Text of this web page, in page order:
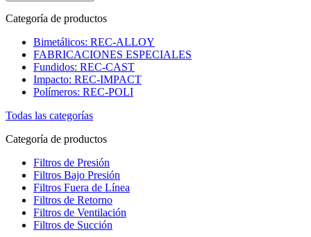
Categoría de productos
Bimetálicos: REC-ALLOY
FABRICACIONES ESPECIALES
Fundidos: REC-CAST
Impacto: REC-IMPACT
Polímeros: REC-POLI
Todas las categorías
Categoría de productos
Filtros de Presión
Filtros Bajo Presión
Filtros Fuera de Línea
Filtros de Retorno
Filtros de Ventilación
Filtros de Succión